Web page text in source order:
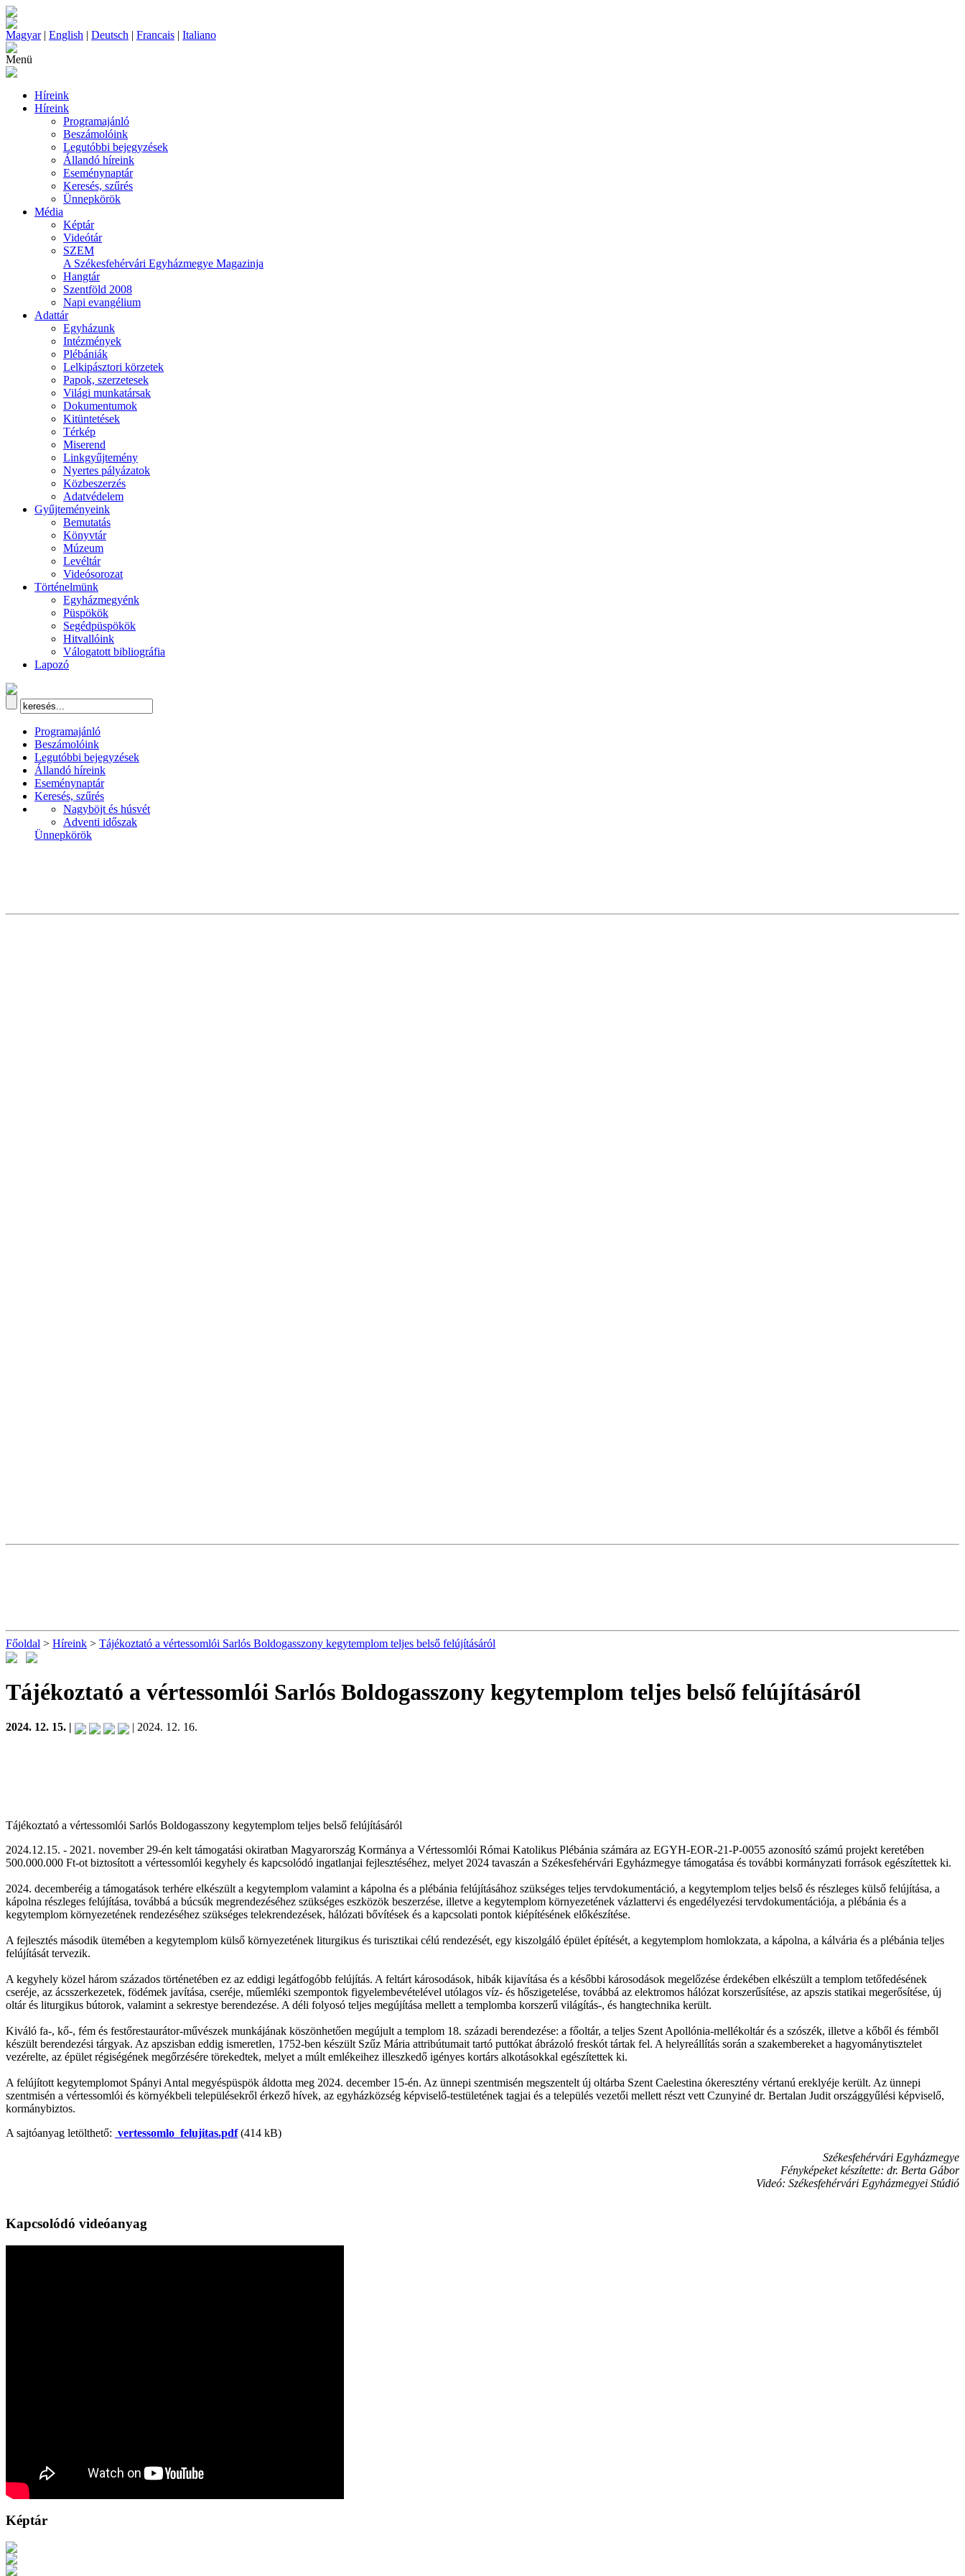
Magyar| English | Deutsch | Francais | Italiano
Menü
Híreink
Híreink
Programajánló
Beszámolóink
Legutóbbi bejegyzések
Állandó híreink
Eseménynaptár
Keresés, szűrés
Ünnepkörök
Média
Képtár
Videótár
SZEM
A Székesfehérvári Egyházmegye Magazinja
Hangtár
Szentföld 2008
Napi evangélium
Adattár
Egyházunk
Intézmények
Plébániák
Lelkipásztori körzetek
Papok, szerzetesek
Világi munkatársak
Dokumentumok
Kitüntetések
Térkép
Miserend
Linkgyűjtemény
Nyertes pályázatok
Közbeszerzés
Adatvédelem
Gyűjteményeink
Bemutatás
Könyvtár
Múzeum
Levéltár
Videósorozat
Történelmünk
Egyházmegyénk
Püspökök
Segédpüspökök
Hitvallóink
Válogatott bibliográfia
Lapozó
Programajánló
Beszámolóink
Legutóbbi bejegyzések
Állandó híreink
Eseménynaptár
Keresés, szűrés
Nagyböjt és húsvét
Adventi időszak
Ünnepkörök
Főoldal > Híreink > Tájékoztató a vértessomlói Sarlós Boldogasszony kegytemplom teljes belső felújításáról
Tájékoztató a vértessomlói Sarlós Boldogasszony kegytemplom teljes belső felújításáról
2024. 12. 15. | | 2024. 12. 16.
Tájékoztató a vértessomlói Sarlós Boldogasszony kegytemplom teljes belső felújításáról
2024.12.15. - 2021. november 29-én kelt támogatási okiratban Magyarország Kormánya a Vértessomlói Római Katolikus Plébánia számára az EGYH-EOR-21-P-0055 azonosító számú projekt keretében
500.000.000 Ft-ot biztosított a vértessomlói kegyhely és kapcsolódó ingatlanjai fejlesztéséhez, melyet 2024 tavaszán a Székesfehérvári Egyházmegye támogatása és további kormányzati források egészítettek ki.
2024. decemberéig a támogatások terhére elkészült a kegytemplom valamint a kápolna és a plébánia felújításához szükséges teljes tervdokumentáció, a kegytemplom teljes belső és részleges külső felújítása, a
kápolna részleges felújítása, továbbá a búcsúk megrendezéséhez szükséges eszközök beszerzése, illetve a kegytemplom környezetének vázlattervi és engedélyezési tervdokumentációja, a plébánia és a
kegytemplom környezetének rendezéséhez szükséges telekrendezések, hálózati bővítések és a kapcsolati pontok kiépítésének előkészítése.
A fejlesztés második ütemében a kegytemplom külső környezetének liturgikus és turisztikai célú rendezését, egy kiszolgáló épület építését, a kegytemplom homlokzata, a kápolna, a kálvária és a plébánia teljes
felújítását tervezik.
A kegyhely közel három százados történetében ez az eddigi legátfogóbb felújítás. A feltárt károsodások, hibák kijavítása és a későbbi károsodások megelőzése érdekében elkészült a templom tetőfedésének
cseréje, az ácsszerkezetek, födémek javítása, cseréje, műemléki szempontok figyelembevételével utólagos víz- és hőszigetelése, továbbá az elektromos hálózat korszerűsítése, az apszis statikai megerősítése, új
oltár és liturgikus bútorok, valamint a sekrestye berendezése. A déli folyosó teljes megújítása mellett a templomba korszerű világítás-, és hangtechnika került.
Kiváló fa-, kő-, fém és festőrestaurátor-művészek munkájának köszönhetően megújult a templom 18. századi berendezése: a főoltár, a teljes Szent Apollónia-mellékoltár és a szószék, illetve a kőből és fémből
készült berendezési tárgyak. Az apszisban eddig ismeretlen, 1752-ben készült Szűz Mária attribútumait tartó puttókat ábrázoló freskót tártak fel. A helyreállítás során a szakembereket a hagyománytisztelet
vezérelte, az épület régiségének megőrzésére törekedtek, melyet a múlt emlékeihez illeszkedő igényes kortárs alkotásokkal egészítettek ki.
A felújított kegytemplomot Spányi Antal megyéspüspök áldotta meg 2024. december 15-én. Az ünnepi szentmisén megszentelt új oltárba Szent Caelestina ókeresztény vértanú ereklyéje került. Az ünnepi
szentmisén a vértessomlói és környékbeli településekről érkező hívek, az egyházközség képviselő-testületének tagjai és a település vezetői mellett részt vett Czunyiné dr. Bertalan Judit országgyűlési képviselő,
kormánybiztos.
A sajtóanyag letölthető: vertessomlo_felujitas.pdf(414 kB)
Székesfehérvári Egyházmegye
Fényképeket készítette: dr. Berta Gábor
Videó: Székesfehérvári Egyházmegyei Stúdió
Kapcsolódó videóanyag
Képtár